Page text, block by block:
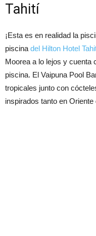
Tahití
¡Esta es en realidad la
piscina del Hilton Hotel
Moorea a lo lejos y cuenta
piscina. El Vaipuna Pool
tropicales junto con
inspirados tanto en